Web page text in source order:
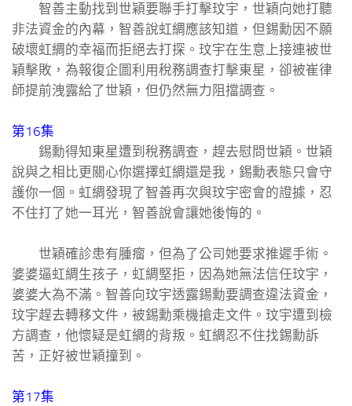
智善主動找到世穎要聯手打擊玟宇，世穎向她打聽
非法資金的內幕，智善說虹綢應該知道，但錫勳因不願
破壞虹綢的幸福而拒絕去打探。玟宇在生意上接連被世
穎擊敗，為報復企圖利用稅務調查打擊東星，卻被崔律
師提前洩露給了世穎，但仍然無力阻擋調查。
第16集
錫勳得知東星遭到稅務調查，趕去慰問世穎。世穎
說與之相比更關心你選擇虹綢還是我，錫勳表態只會守
護你一個。虹綢發現了智善再次與玟宇密會的證據，忍
不住打了她一耳光，智善說會讓她後悔的。
世穎確診患有腫瘤，但為了公司她要求推遲手術。
婆婆逼虹綢生孩子，虹綢堅拒，因為她無法信任玟宇，
婆婆大為不滿。智善向玟宇透露錫勳要調查違法資金，
玟宇趕去轉移文件，被錫勳乘機搶走文件。玟宇遭到檢
方調查，他懷疑是虹綢的背叛。虹綢忍不住找錫勳訴
苦，正好被世穎撞到。
第17集